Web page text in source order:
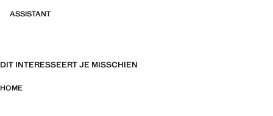
ASSISTANT
DIT INTERESSEERT JE MISSCHIEN
HOME